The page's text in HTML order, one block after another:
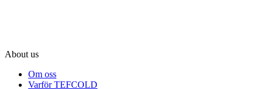
About us
Om oss
Varför TEFCOLD